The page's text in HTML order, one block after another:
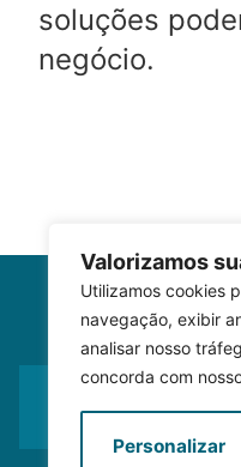
Valorizamos
Utilizamos cookies
navegação, exibir
analisar nosso
concorda com
Personalizar
soluções
negócio.